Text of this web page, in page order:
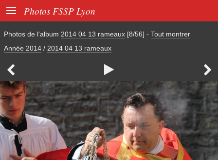
 Photos FSSP Lyon
Photos de l'album 2014 04 13 rameaux [8/56] - Tout montrer
Année 2014 / 2014 04 13 rameaux
  